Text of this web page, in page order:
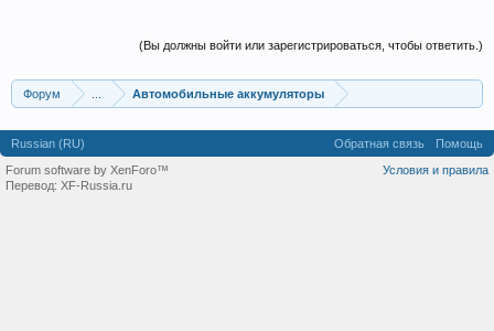
(Вы должны войти или зарегистрироваться, чтобы ответить.)
Форум Автомобильные аккумуляторы
Russian (RU) Обратная связь
Помощь
Условия и правила
Forum software by XenForo™
Перевод: XF-Russia.ru